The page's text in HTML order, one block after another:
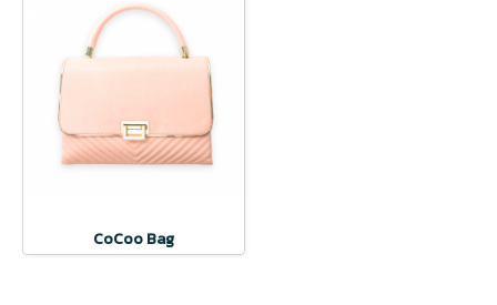
CoCoo Bag